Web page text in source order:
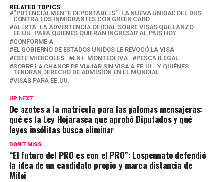
at
s
A
p
p
ce
b
o
o
k
e
gr
a
m
ail py
Li
n
k
m
p
ar
tir
RELATED TOPICS:
“POTENCIALMENTE DEPORTABLES”. LA NUEVA UNIDAD DEL DHS
CONTRA LOS INMIGRANTES CON GREEN CARD
ALERTA. LA ADVERTENCIA OFICIAL SOBRE VISAS QUE LANZÓ
EE.UU. PARA QUIENES QUIERAN INGRESAR AL PAÍS HOY
CONFORME A
EL GOBIERNO DE ESTADOS UNIDOS LE REVOCÓ LA VISA
ESTE MIÉRCOLES
LN+. MONTEOLIVA
PESCA ILEGAL
SOBRE LA CHANCE DE VIAJAR SIN VISA A EE.UU. Y QUIÉNES
TENDRÁN DERECHO DE ADMISIÓN EN EL MUNDIAL
VISAS PARA EE.UU.
UP NEXT
De azotes a la matrícula para las palomas mensajeras:
qué es la Ley Hojarasca que aprobó Diputados y qué
leyes insólitas busca eliminar
DON'T MISS
“El futuro del PRO es con el PRO”: Lospennato defendió
la idea de un candidato propio y marca distancia de
Milei